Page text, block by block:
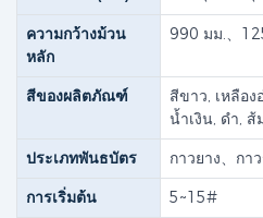
ความกว้างม้วน
หลัก
990 มม.、
สีของผลิตภัณฑ์
สีขาว, เหลือง
น้ำเงิน, ดำ, ส้
ประเภทพันธบัตร
กาวยาง​、กา
การเริ่มต้น
5~15#